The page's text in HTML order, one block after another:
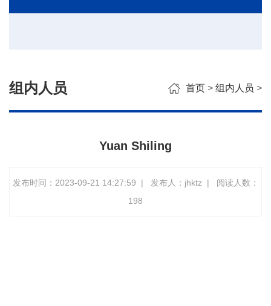
组内人员 首页 > 组内人员 >
Yuan Shiling
发布时间：2023-09-21 14:27:59 | 发布人：jhktz | 阅读人数：
198